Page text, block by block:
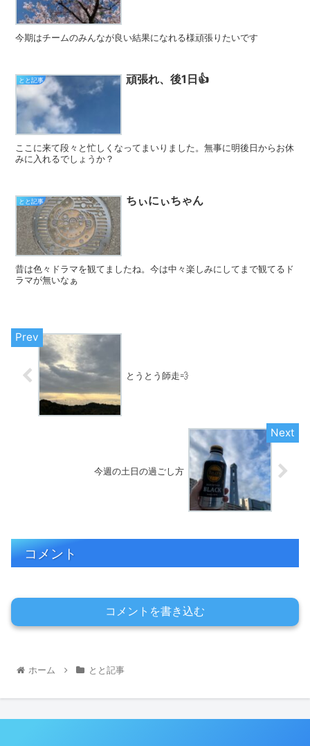
今期はチームのみんなが良い結果になれる様頑張りたいです
とと記事 頑張れ、後1日👍
ここに来て段々と忙しくなってまいりました。無事に明後日からお休
みに入れるでしょうか？
とと記事 ちぃにぃちゃん
昔は色々ドラマを観てましたね。今は中々楽しみにしてまで観てるド
ラマが無いなぁ
とうとう師走💨
今週の土日の過ごし方
コメント
コメントを書き込む
ホーム とと記事